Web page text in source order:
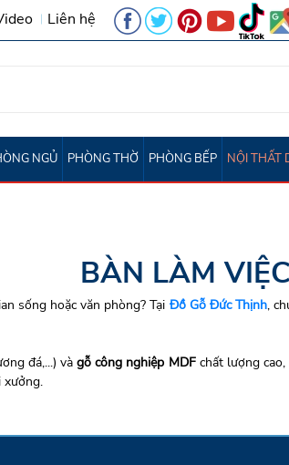
Liên hệ
NGỦ PHÒNG THỜ PHÒNG BẾP NỘI THẤT
BÀN LÀM VIỆC
sống hoặc văn phòng? Tại Đồ Gỗ Đức Thịnh,
đá,...) vàgỗ công nghiệp MDFchất lượng cao,
xưởng.